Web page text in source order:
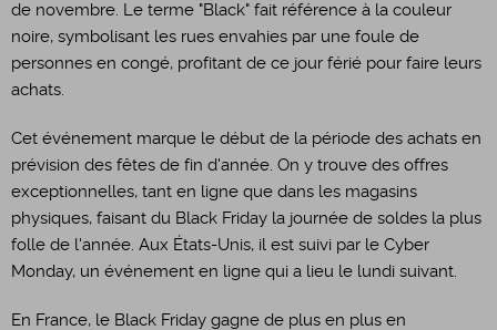
de novembre. Le terme "Black" fait référence à la couleur
noire, symbolisant les rues envahies par une foule de
personnes en congé, profitant de ce jour férié pour faire leurs
achats.
Cet événement marque le début de la période des achats en
prévision des fêtes de fin d'année. On y trouve des offres
exceptionnelles, tant en ligne que dans les magasins
physiques, faisant du Black Friday la journée de soldes la plus
folle de l'année. Aux États-Unis, il est suivi par le Cyber
Monday, un événement en ligne qui a lieu le lundi suivant.
En France, le Black Friday gagne de plus en plus en